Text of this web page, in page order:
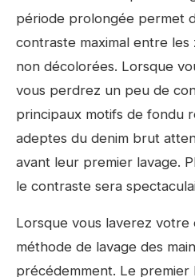
période prolongée permet
contraste maximal entre
non décolorées. Lorsque
vous perdrez un peu de
principaux motifs de fondu
adeptes du denim brut
avant leur premier lavage.
le contraste sera
Lorsque vous laverez votre
méthode de lavage des
précédemment. Le premier